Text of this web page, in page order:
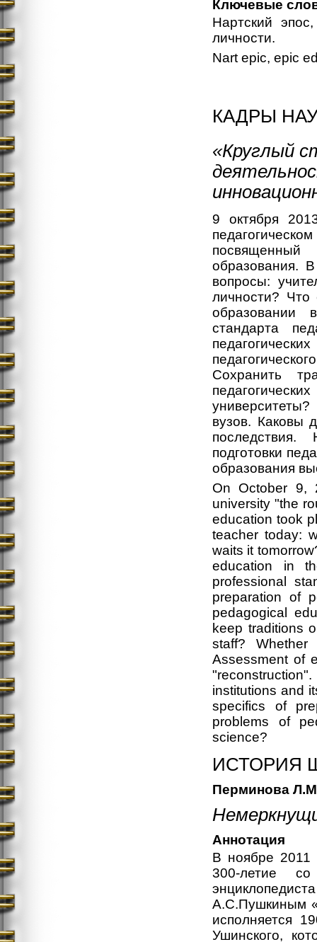
Ключевые
Нартский
личности.
Nart epic, epic
КАДРЫ
«Круглый
9 октября
образования.
вопросы:
личности?
образовании
стандарта
Сохранить
вузов. Каковы
подготовки
образования
On October 9,
university "the
education took
teacher today:
waits it
education in
professional
preparation of
pedagogical
keep traditions
staff? Whether
Assessment of
institutions and
specifics of
problems of
science?
ИСТОРИЯ
Перминова
Аннотация
В ноябре 2011
300-летие
А.С.Пушкиным
исполняется
Ушинского,